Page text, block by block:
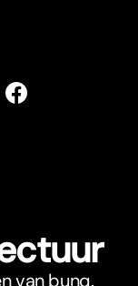
van bunq.